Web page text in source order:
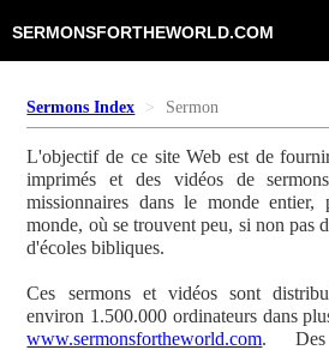
SERMONSFORTHEWORLD.COM
Sermons Index Sermon
L'objectif de ce site Web est de
imprimés et des vidéos de
missionnaires dans le monde entier,
monde, où se trouvent peu, si non pas
d'écoles bibliques.
Ces sermons et vidéos sont
environ 1.500.000 ordinateurs dans
www.sermonsfortheworld.com. Des